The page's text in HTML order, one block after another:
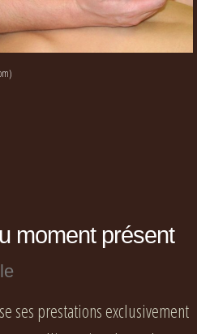
moment présent
ses prestations exclusivement